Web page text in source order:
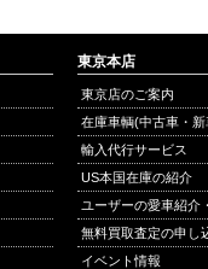
東京本店
東京店のご案内
在庫車輌(中古車・
輸入代行サービス
US本国在庫の紹介
ユーザーの愛車紹介
無料買取査定の申し
イベント情報